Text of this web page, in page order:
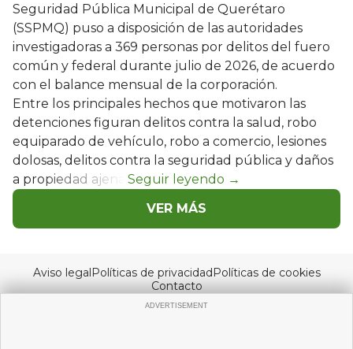
Seguridad Pública Municipal de Querétaro
(SSPMQ) puso a disposición de las autoridades
investigadoras a 369 personas por delitos del fuero
común y federal durante julio de 2026, de acuerdo
con el balance mensual de la corporación.
Entre los principales hechos que motivaron las
detenciones figuran delitos contra la salud, robo
equiparado de vehículo, robo a comercio, lesiones
dolosas, delitos contra la seguridad pública y daños
a propiedad ajena.
VER MÁS
Aviso legalPolíticas de privacidadPolíticas de cookies
Contacto